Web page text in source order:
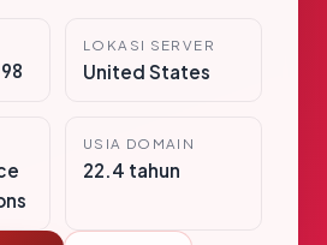
LOKASI SERVER
United States
USIA DOMAIN
22.4 tahun